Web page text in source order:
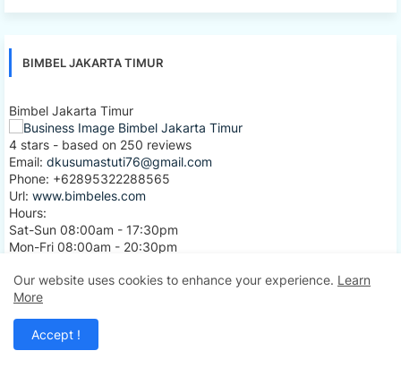
BIMBEL JAKARTA TIMUR
Bimbel Jakarta Timur
4 stars - based on 250 reviews
Email: dkusumastuti76@gmail.com
Phone: +62895322288565
Url: www.bimbeles.com
Hours:
Sat-Sun 08:00am - 17:30pm
Mon-Fri 08:00am - 20:30pm
Jl. Wijaya Kusuma I, Durensawit, Malaka Sari
Jakarta
Bimbel Jakarta Timur Bimbingan Belajar Sistem Pembelajaran
Our website uses cookies to enhance your experience. Learn
More
Accept !